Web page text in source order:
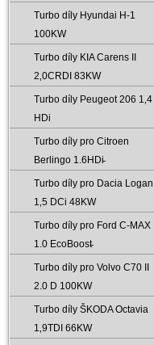
Turbo díly Hyundai H-1
100KW
Turbo díly KIA Carens II
2‚0CRDI 83KW
Turbo díly Peugeot 206 1‚4
HDi
Turbo díly pro Citroen
Berlingo 1.6HDi̵
Turbo díly pro Dacia Logan
1‚5 DCi 48KW
Turbo díly pro Ford C-MAX
1.0 EcoBoost̵
Turbo díly pro Volvo C70 II
2.0 D 100KW
Turbo díly ŠKODA Octavia
1‚9TDI 66KW